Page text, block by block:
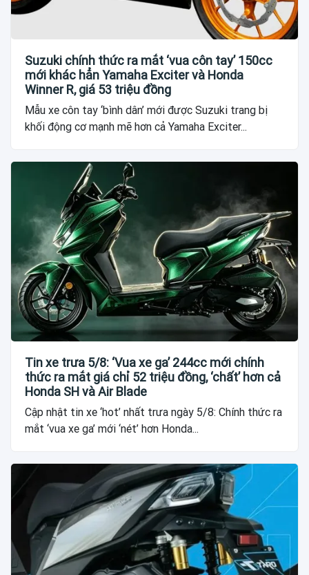
Suzuki chính thức ra mắt ‘vua côn tay’ 150cc
mới khác hẳn Yamaha Exciter và Honda
Winner R, giá 53 triệu đồng
Mẫu xe côn tay ‘bình dân’ mới được Suzuki trang bị
khối động cơ mạnh mẽ hơn cả Yamaha Exciter...
Tin xe trưa 5/8: ‘Vua xe ga’ 244cc mới chính
thức ra mắt giá chỉ 52 triệu đồng, ‘chất’ hơn cả
Honda SH và Air Blade
Cập nhật tin xe ‘hot’ nhất trưa ngày 5/8: Chính thức ra
mắt ‘vua xe ga’ mới ‘nét’ hơn Honda...